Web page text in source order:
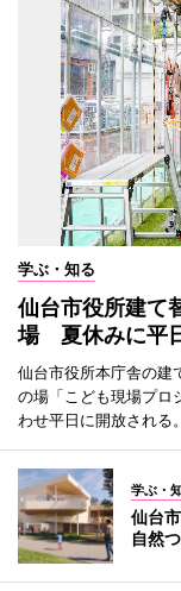
学ぶ・知る
仙台市役所建て
場 夏休みに平
仙台市役所本庁舎の建
の場「こども現場プロ
わせ平日に開放される。
学ぶ・
仙台
自然